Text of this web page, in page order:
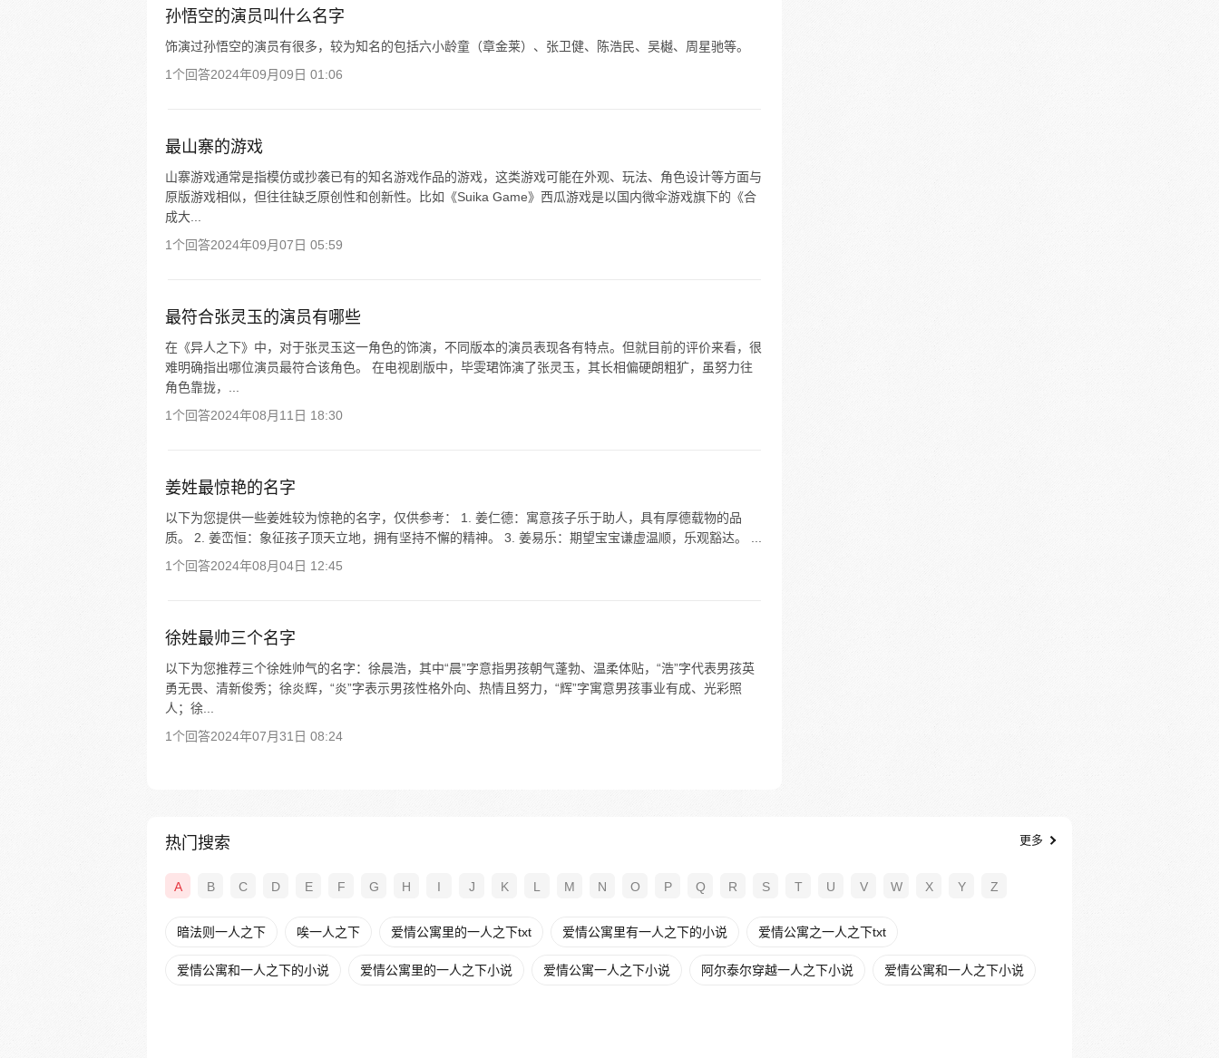
孙悟空的演员叫什么名字
饰演过孙悟空的演员有很多，较为知名的包括六小龄童（章金莱）、张卫健、陈浩民、吴樾、周星驰等。
1个回答2024年09月09日 01:06
最山寨的游戏
山寨游戏通常是指模仿或抄袭已有的知名游戏作品的游戏，这类游戏可能在外观、玩法、角色设计等方面与
原版游戏相似，但往往缺乏原创性和创新性。比如《Suika Game》西瓜游戏是以国内微伞游戏旗下的《合
成大...
1个回答2024年09月07日 05:59
最符合张灵玉的演员有哪些
在《异人之下》中，对于张灵玉这一角色的饰演，不同版本的演员表现各有特点。但就目前的评价来看，很
难明确指出哪位演员最符合该角色。 在电视剧版中，毕雯珺饰演了张灵玉，其长相偏硬朗粗犷，虽努力往
角色靠拢，...
1个回答2024年08月11日 18:30
姜姓最惊艳的名字
以下为您提供一些姜姓较为惊艳的名字，仅供参考： 1. 姜仁德：寓意孩子乐于助人，具有厚德载物的品
质。 2. 姜峦恒：象征孩子顶天立地，拥有坚持不懈的精神。 3. 姜易乐：期望宝宝谦虚温顺，乐观豁达。 ...
1个回答2024年08月04日 12:45
徐姓最帅三个名字
以下为您推荐三个徐姓帅气的名字：徐晨浩，其中“晨”字意指男孩朝气蓬勃、温柔体贴，“浩”字代表男孩英
勇无畏、清新俊秀；徐炎辉，“炎”字表示男孩性格外向、热情且努力，“辉”字寓意男孩事业有成、光彩照
人；徐...
1个回答2024年07月31日 08:24
热门搜索 更多
A B C D E F G H I J K L M N O P Q R S T U V W X Y Z
暗法则一人之下 唉一人之下 爱情公寓里的一人之下txt 爱情公寓里有一人之下的小说 爱情公寓之一人之下txt
爱情公寓和一人之下的小说 爱情公寓里的一人之下小说 爱情公寓一人之下小说 阿尔泰尔穿越一人之下小说 爱情公寓和一人之下小说